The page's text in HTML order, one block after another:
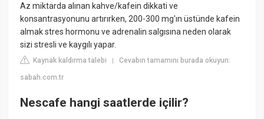
Az miktarda alınan kahve/kafein dikkati ve
konsantrasyonunu artırırken, 200-300 mg'ın üstünde kafein
almak stres hormonu ve adrenalin salgısına neden olarak
sizi stresli ve kaygılı yapar.
Kaynak kaldırma talebi |Cevabın tamamını burada okuyun:
sabah.com.tr
Nescafe hangi saatlerde içilir?